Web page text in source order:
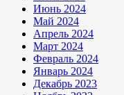
Июнь 2024
Май 2024
Апрель 2024
Март 2024
Февраль 2024
Январь 2024
Декабрь 2023